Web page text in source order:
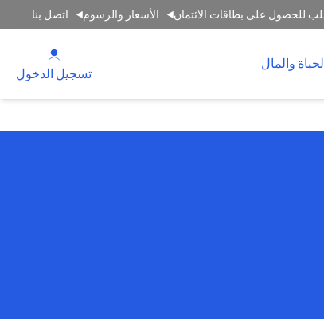
للحصول على بطاقات الائتمان الأسعار والرسوم اتصل بنا
والمال
تسجيل الدخول